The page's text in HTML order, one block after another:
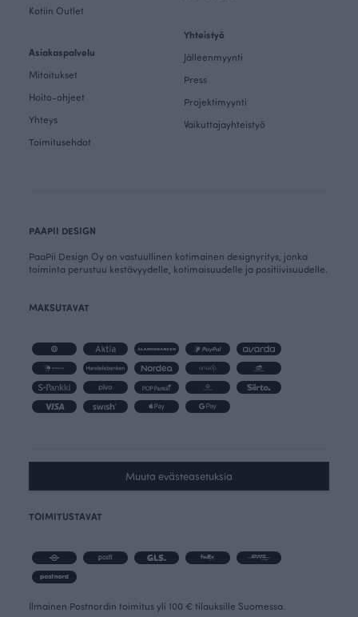
Kotiin Outlet
Asiakaspalvelu
Mitoitukset
Hoito-ohjeet
Yhteys
Toimitusehdot
Yhteistyö
Jälleenmyynti
Press
Projektimyynti
Vaikuttajayhteistyö
PAAPII DESIGN
PaaPii Design Oy on vastuullinen kotimainen designyritys, jonka
toiminta perustuu kestävyydelle, kotimaisuudelle ja positiivisuudelle.
MAKSUTAVAT
Muuta evästeasetuksia
TOIMITUSTAVAT
Ilmainen Postnordin toimitus yli 100 € tilauksille Suomessa.